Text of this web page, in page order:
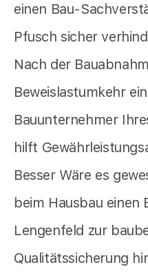
einen Bau-
Pfusch sicher
Nach der
Beweislastumkehr
Bauunternehmer
hilft
Besser Wäre es
beim Hausbau einen
Lengenfeld zur
Qualitätssicherung